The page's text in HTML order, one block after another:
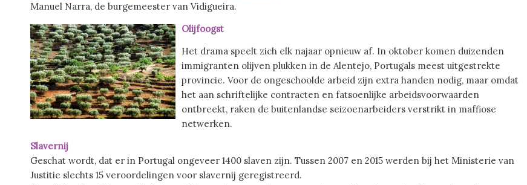
Manuel Narra, de burgemeester van Vidigueira.
Olijfoogst
Het drama speelt zich elk najaar opnieuw af. In oktober komen duizenden
immigranten olijven plukken in de Alentejo, Portugals meest uitgestrekte
provincie. Voor de ongeschoolde arbeid zijn extra handen nodig, maar omdat
het aan schriftelijke contracten en fatsoenlijke arbeidsvoorwaarden
ontbreekt, raken de buitenlandse seizoenarbeiders verstrikt in maffiose
netwerken.
Slavernij
Geschat wordt, dat er in Portugal ongeveer 1400 slaven zijn. Tussen 2007 en 2015 werden bij het Ministerie van
Justitie slechts 15 veroordelingen voor slavernij geregistreerd.